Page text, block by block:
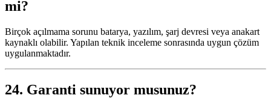
mi?
Birçok açılmama sorunu batarya, yazılım, şarj devresi veya anakart
kaynaklı olabilir. Yapılan teknik inceleme sonrasında uygun çözüm
uygulanmaktadır.
24. Garanti sunuyor musunuz?